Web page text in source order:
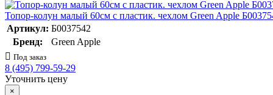
Топор-колун малый 60см с пластик. чехлом Green Apple
Артикул: Б0037542
Бренд:
Green Apple
Под заказ
8 (495) 799-59-29
Уточнить цену
×